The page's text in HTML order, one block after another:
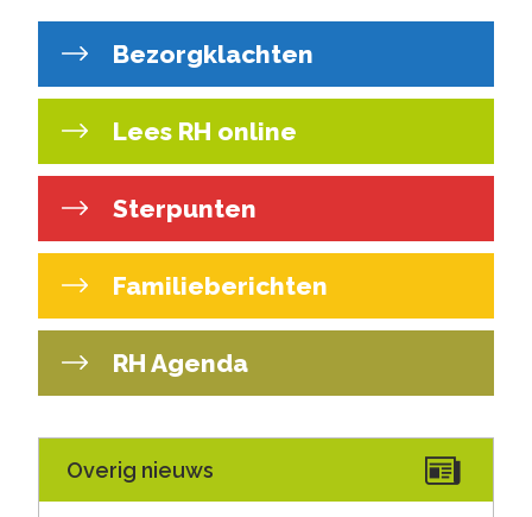
Bezorgklachten
Lees RH online
Sterpunten
Familieberichten
RH Agenda
Overig nieuws